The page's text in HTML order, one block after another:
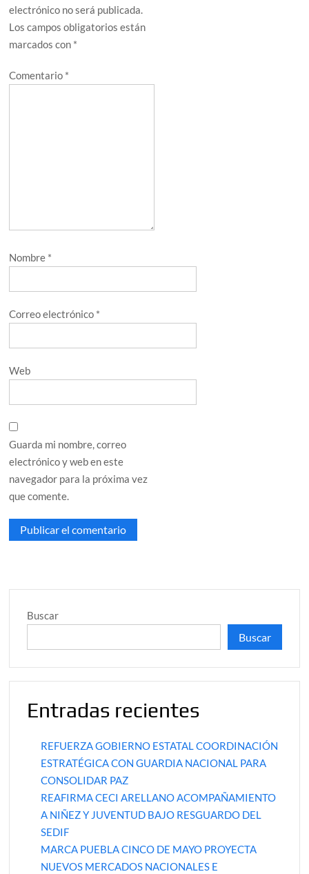
electrónico no será publicada.
Los campos obligatorios están
marcados con *
Comentario *
Nombre *
Correo electrónico *
Web
Guarda mi nombre, correo
electrónico y web en este
navegador para la próxima vez
que comente.
Buscar
Buscar
Entradas recientes
REFUERZA GOBIERNO ESTATAL COORDINACIÓN
ESTRATÉGICA CON GUARDIA NACIONAL PARA
CONSOLIDAR PAZ
REAFIRMA CECI ARELLANO ACOMPAÑAMIENTO
A NIÑEZ Y JUVENTUD BAJO RESGUARDO DEL
SEDIF
MARCA PUEBLA CINCO DE MAYO PROYECTA
NUEVOS MERCADOS NACIONALES E